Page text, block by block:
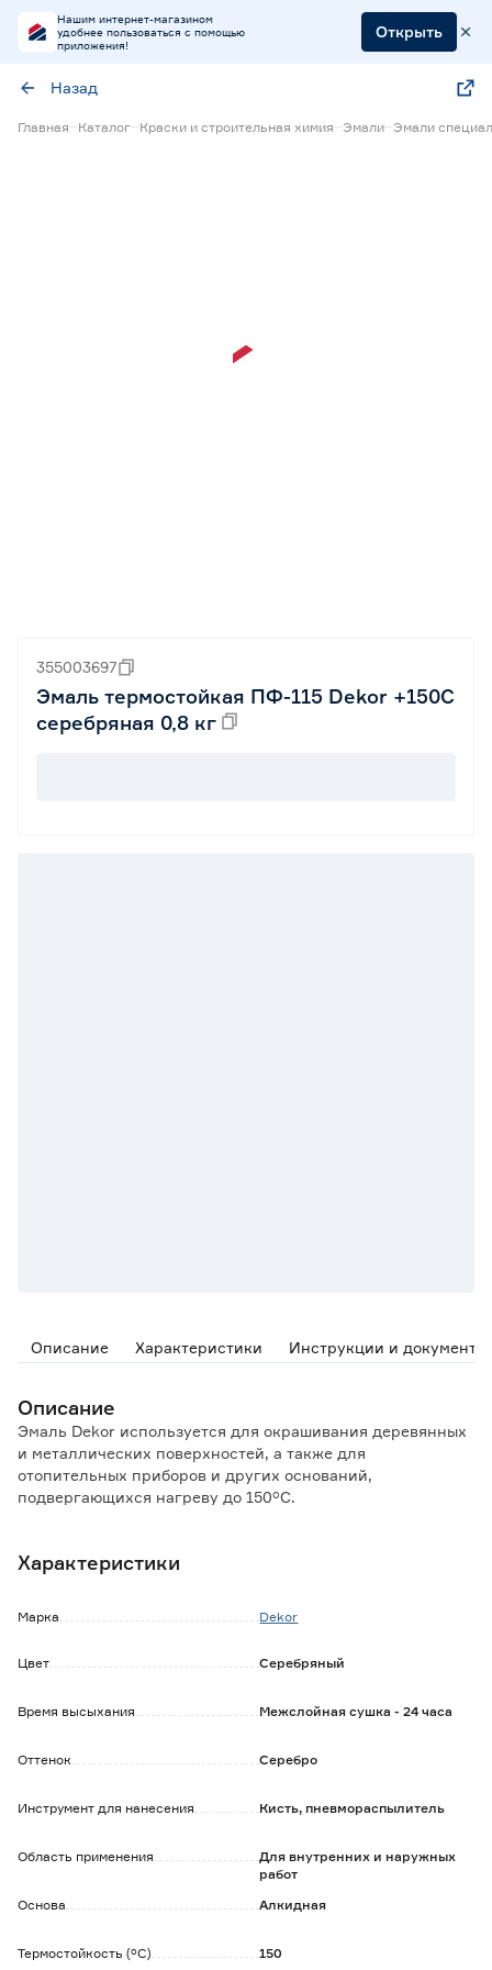
Нашим интернет-магазином
удобнее пользоваться с помощью
приложения!
Открыть
Назад
Главная Каталог Краски и строительная химия Эмали Эмали
355003697
Эмаль термостойкая ПФ-115 Dekor +150C
серебряная 0,8 кг
Описание Характеристики Инструкции и документы
Описание
Эмаль Dekor используется для окрашивания деревянных
и металлических поверхностей, а также для
отопительных приборов и других оснований,
подвергающихся нагреву до 150°С.
- покрытие устойчиво к воздействию воды, УФ-излучения,
- срок службы покрытия не менее 3 лет.
Характеристики
Марка Dekor
Цвет Серебряный
Время высыхания Межслойная сушка - 24 часа
Оттенок Серебро
Инструмент для нанесения Кисть, пневмораспылитель
Область применения
Для внутренних и наружных
работ
Основа
Алкидная
Термостойкость (°C) 150